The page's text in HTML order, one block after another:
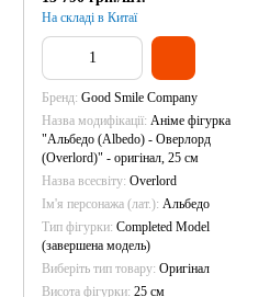
На складі в Китаї
Бренд Good Smile Company
Назва модифікації Аніме фігурка
"Альбедо (Albedo) - Оверлорд
(Overlord)" - оригінал, 25 см
Назва всесвіту Overlord
Ім'я персонажа (лат.) Альбедо
Тип фігурки Completed Model
(завершена модель)
Виберіть тип товару Оригінал
Висота фігурки 25 см